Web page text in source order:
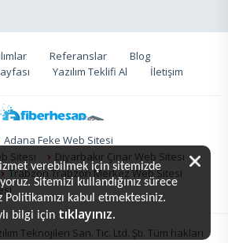
Referanslar
Blog
Yazılım Teklifi Al İletişim
Adana Feke Web Sitesi
Sitesi
Diyarbakır Çınar Web Sitesi
Trabzon Trabzon Merkez Web Sitesi
Teknojileri San. Tic. Ltd. Şti. Tüm hakları
verebilmek için sitemizde
Sitemizi kullandığınız sürece
Politikamızı kabul etmektesiniz.
bilgi için tıklayınız.